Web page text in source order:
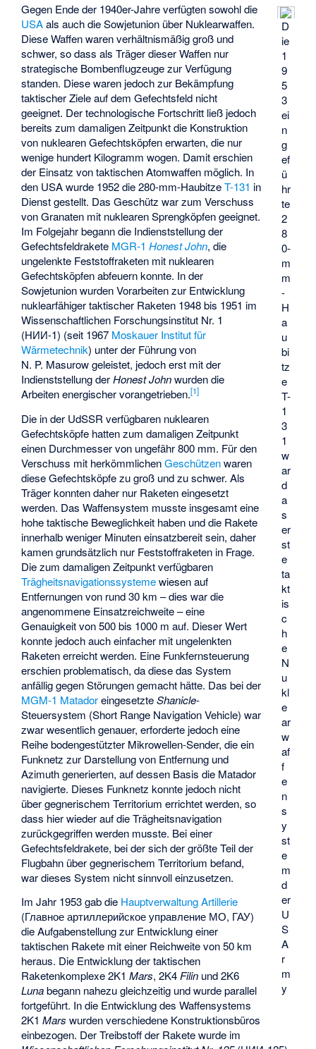
D
ie
1
9
5
3
ei
n
g
ef
ü
hr
te
2
8
0-
m
m
-
H
a
u
bi
tz
e
T-
1
3
1
w
ar
d
a
s
er
st
e
ta
kt
is
c
h
e
N
u
kl
e
ar
w
af
f
e
n
s
y
st
e
m
d
er
U
S
A
r
m
y
Gegen Ende der 1940er-Jahre verfügten sowohl die
USAals auch die Sowjetunion über Nuklearwaffen.
Diese Waffen waren verhältnismäßig groß und
schwer, so dass als Träger dieser Waffen nur
strategische Bombenflugzeuge zur Verfügung
standen. Diese waren jedoch zur Bekämpfung
taktischer Ziele auf dem Gefechtsfeld nicht
geeignet. Der technologische Fortschritt ließ jedoch
bereits zum damaligen Zeitpunkt die Konstruktion
von nuklearen Gefechtsköpfen erwarten, die nur
wenige hundert Kilogramm wogen. Damit erschien
der Einsatz von taktischen Atomwaffen möglich. In
den USA wurde 1952 die 280-mm-HaubitzeT-131 in
Dienst gestellt. Das Geschütz war zum Verschuss
von Granaten mit nuklearen Sprengköpfen geeignet.
Im Folgejahr begann die Indienststellung der
Gefechtsfeldrakete MGR-1Honest John, die
ungelenkte Feststoffraketen mit nuklearen
Gefechtsköpfen abfeuern konnte. In der
Sowjetunion wurden Vorarbeiten zur Entwicklung
nuklearfähiger taktischer Raketen 1948 bis 1951 im
Wissenschaftlichen Forschungsinstitut Nr. 1
(НИИ-1) (seit 1967 Moskauer Institut für
Wärmetechnik) unter der Führung von
N. P. Masurow geleistet, jedoch erst mit der
Indienststellung derHonest Johnwurden die
Arbeiten energischer vorangetrieben.[1]
Die in der UdSSR verfügbaren nuklearen
Gefechtsköpfe hatten zum damaligen Zeitpunkt
einen Durchmesser von ungefähr 800 mm. Für den
Verschuss mit herkömmlichenGeschützenwaren
diese Gefechtsköpfe zu groß und zu schwer. Als
Träger konnten daher nur Raketen eingesetzt
werden. Das Waffensystem musste insgesamt eine
hohe taktische Beweglichkeit haben und die Rakete
innerhalb weniger Minuten einsatzbereit sein, daher
kamen grundsätzlich nur Feststoffraketen in Frage.
Die zum damaligen Zeitpunkt verfügbaren
Trägheitsnavigationssystemewiesen auf
Entfernungen von rund 30 km – dies war die
angenommene Einsatzreichweite – eine
Genauigkeit von 500 bis 1000 m auf. Dieser Wert
konnte jedoch auch einfacher mit ungelenkten
Raketen erreicht werden. Eine Funkfernsteuerung
erschien problematisch, da diese das System
anfällig gegen Störungen gemacht hätte. Das bei der
MGM-1 MatadoreingesetzteShanicle-
Steuersystem (Short Range Navigation Vehicle) war
zwar wesentlich genauer, erforderte jedoch eine
Reihe bodengestützter Mikrowellen-Sender, die ein
Funknetz zur Darstellung von Entfernung und
Azimuth generierten, auf dessen Basis die Matador
navigierte. Dieses Funknetz konnte jedoch nicht
über gegnerischem Territorium errichtet werden, so
dass hier wieder auf die Trägheitsnavigation
zurückgegriffen werden musste. Bei einer
Gefechtsfeldrakete, bei der sich der größte Teil der
Flugbahn über gegnerischem Territorium befand,
war dieses System nicht sinnvoll einzusetzen.
Im Jahr 1953 gab die Hauptverwaltung Artillerie
(Главное артиллерийское управление МО, ГАУ)
die Aufgabenstellung zur Entwicklung einer
taktischen Rakete mit einer Reichweite von 50 km
heraus. Die Entwicklung der taktischen
Raketenkomplexe 2K1Mars, 2K4Filin und 2K6
Lunabegann nahezu gleichzeitig und wurde parallel
fortgeführt. In die Entwicklung des Waffensystems
2K1Mars wurden verschiedene Konstruktionsbüros
einbezogen. Der Treibstoff der Rakete wurde im